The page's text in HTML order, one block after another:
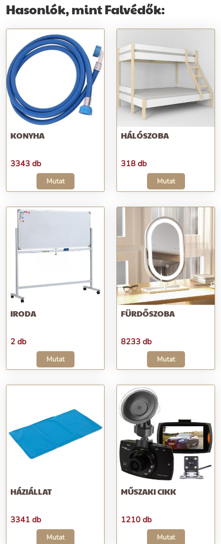
Hasonlók, mint Falvédők:
KONYHA
3343 db
Mutat
HÁLÓSZOBA
318 db
Mutat
IRODA
2 db
Mutat
FÜRDŐSZOBA
8233 db
Mutat
HÁZIÁLLAT
3341 db
Mutat
MŰSZAKI CIKK
1210 db
Mutat